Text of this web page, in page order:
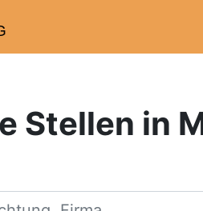
Stellen in
Firma